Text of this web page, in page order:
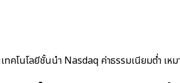
โนโลยีชั้นนำ Nasdaq ค่าธรรมเนียมต่ำ เหม